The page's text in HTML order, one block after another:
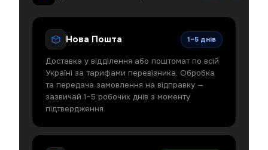
Нова Пошта 1–5 днів
Доставка у відділення або поштомат по всій
Україні за тарифами перевізника. Обробка
та передача замовлення на відправку —
зазвичай 1–5 робочих днів з моменту
підтвердження.